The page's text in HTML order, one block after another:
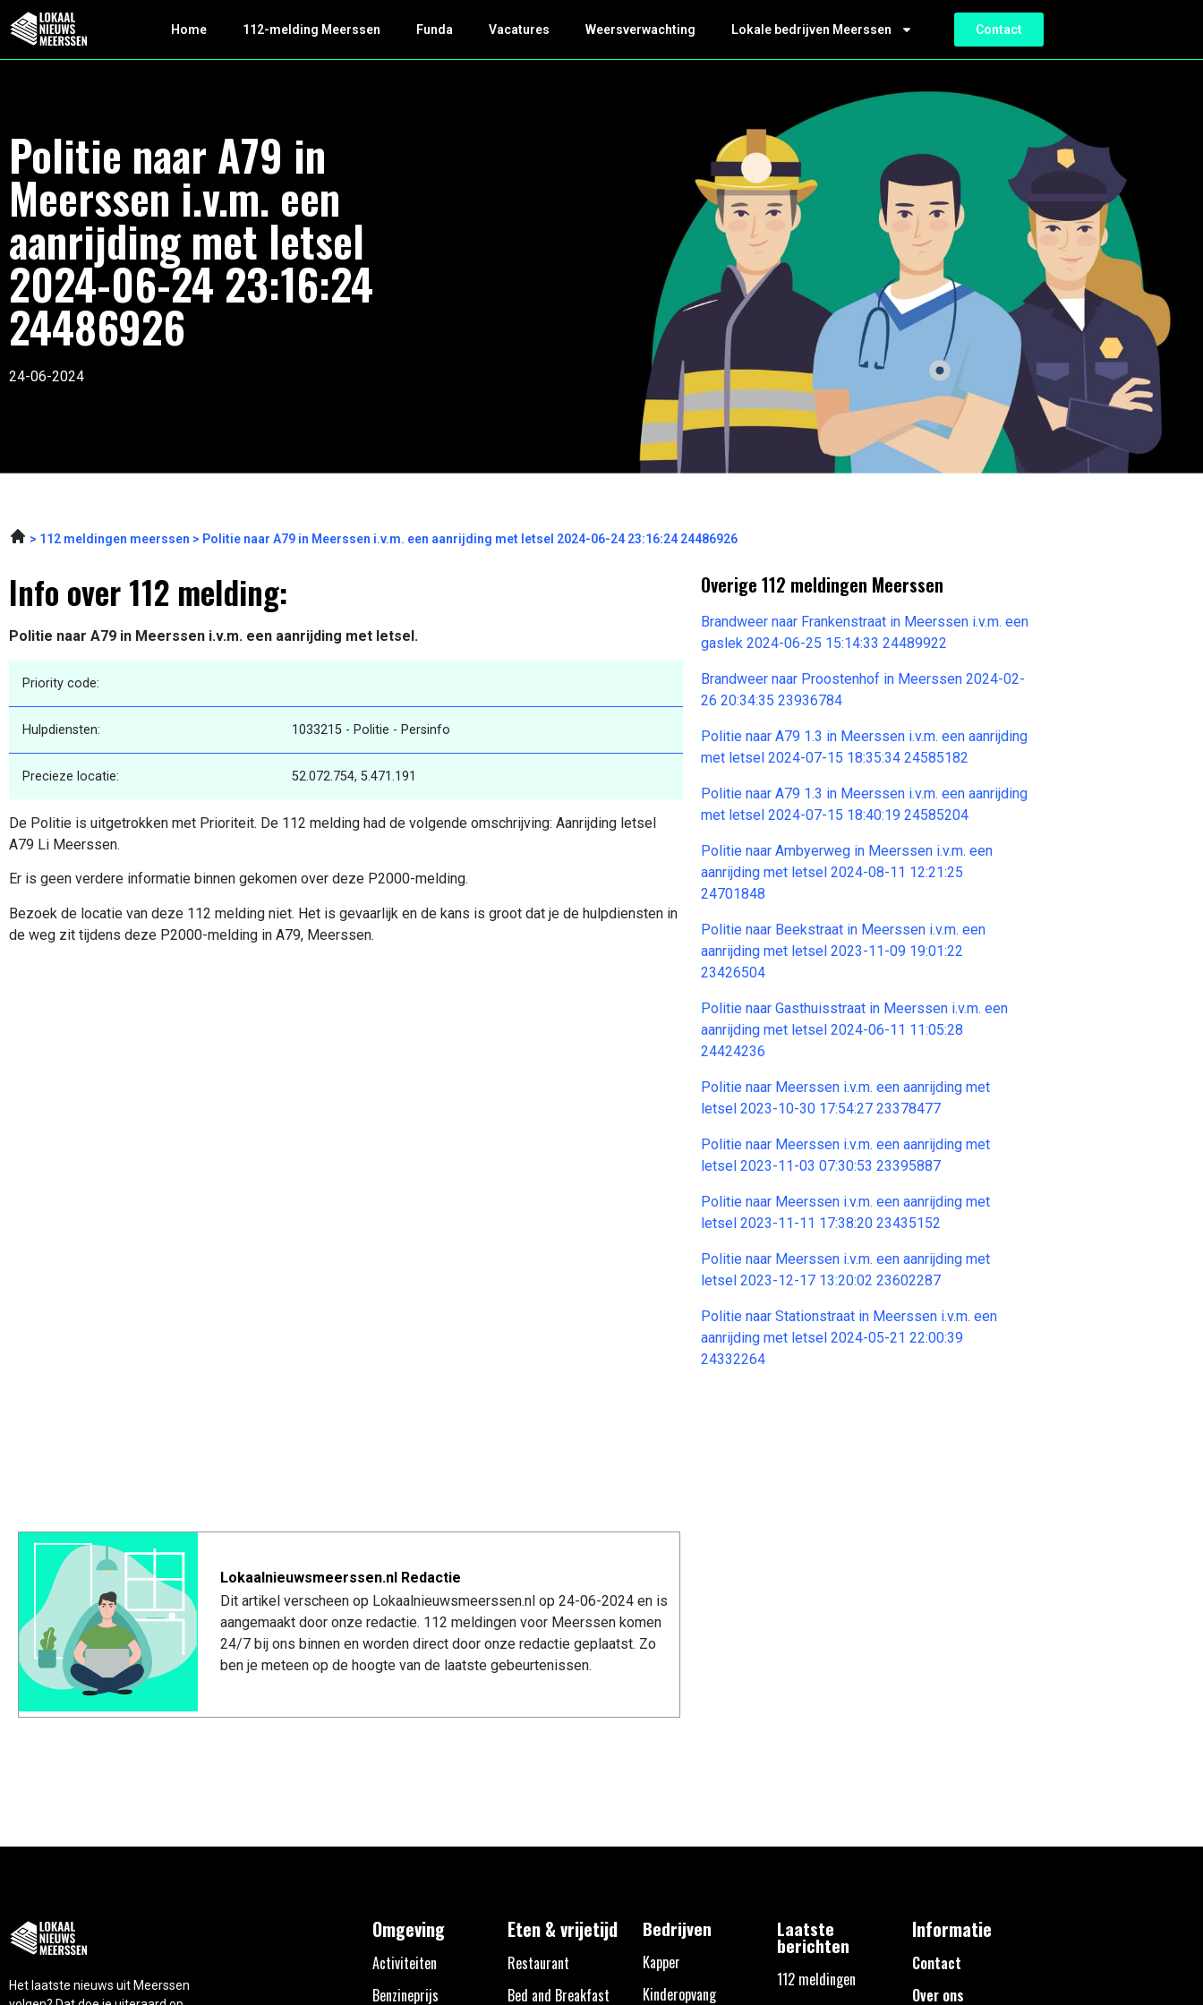
Home 112-melding Meerssen Funda Vacatures Weersverwachting Lokale bedrijven Meerssen Contact
Politie naar A79 in
Meerssen i.v.m. een
aanrijding met letsel
2024-06-24 23:16:24
24486926
24-06-2024
112 meldingen meerssen Politie naar A79 in Meerssen i.v.m. een aanrijding met letsel 2024-06-24 23:16:24 24486926
Info over 112 melding:
Politie naar A79 in Meerssen i.v.m. een aanrijding met letsel.
Priority code:
Hulpdiensten: 1033215 - Politie - Persinfo
Precieze locatie: 52.072.754, 5.471.191
De Politie is uitgetrokken met Prioriteit. De 112 melding had de volgende omschrijving: Aanrijding letsel
A79 Li Meerssen.
Er is geen verdere informatie binnen gekomen over deze P2000-melding.
Bezoek de locatie van deze 112 melding niet. Het is gevaarlijk en de kans is groot dat je de hulpdiensten in
de weg zit tijdens deze P2000-melding in A79, Meerssen.
Overige 112 meldingen Meerssen
Brandweer naar Frankenstraat in Meerssen i.v.m. een
gaslek 2024-06-25 15:14:33 24489922
Brandweer naar Proostenhof in Meerssen 2024-02-
26 20:34:35 23936784
Politie naar A79 1.3 in Meerssen i.v.m. een aanrijding
met letsel 2024-07-15 18:35:34 24585182
Politie naar A79 1.3 in Meerssen i.v.m. een aanrijding
met letsel 2024-07-15 18:40:19 24585204
Politie naar Ambyerweg in Meerssen i.v.m. een
aanrijding met letsel 2024-08-11 12:21:25
24701848
Politie naar Beekstraat in Meerssen i.v.m. een
aanrijding met letsel 2023-11-09 19:01:22
23426504
Politie naar Gasthuisstraat in Meerssen i.v.m. een
aanrijding met letsel 2024-06-11 11:05:28
24424236
Politie naar Meerssen i.v.m. een aanrijding met
letsel 2023-10-30 17:54:27 23378477
Politie naar Meerssen i.v.m. een aanrijding met
letsel 2023-11-03 07:30:53 23395887
Politie naar Meerssen i.v.m. een aanrijding met
letsel 2023-11-11 17:38:20 23435152
Politie naar Meerssen i.v.m. een aanrijding met
letsel 2023-12-17 13:20:02 23602287
Politie naar Stationstraat in Meerssen i.v.m. een
aanrijding met letsel 2024-05-21 22:00:39
24332264
Lokaalnieuwsmeerssen.nl Redactie
Dit artikel verscheen op Lokaalnieuwsmeerssen.nl op 24-06-2024 en is
aangemaakt door onze redactie. 112 meldingen voor Meerssen komen
24/7 bij ons binnen en worden direct door onze redactie geplaatst. Zo
ben je meteen op de hoogte van de laatste gebeurtenissen.
Het laatste nieuws uit Meerssen
Omgeving
Activiteiten
Benzineprijs
Eten & vrijetijd
Restaurant
Bed and Breakfast
Bedrijven
Kapper
Kinderopvang
Laatste
berichten
112 meldingen
Informatie
Contact
Over ons